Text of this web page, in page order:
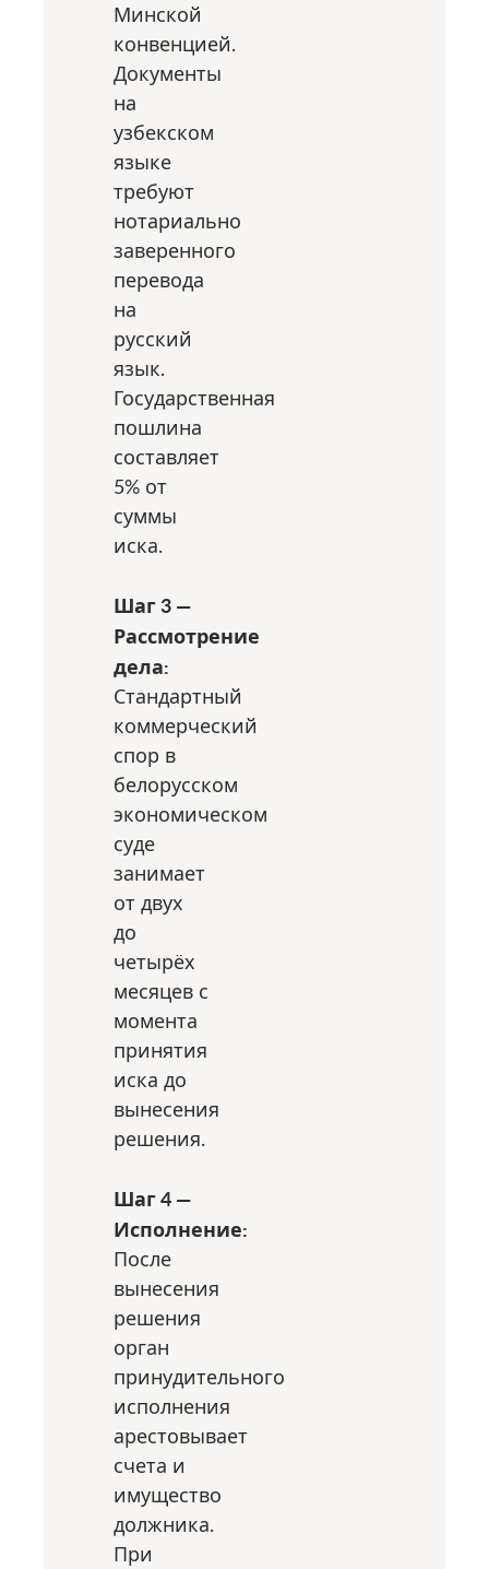
Минской
конвенцией.
Документы
на
узбекском
языке
требуют
нотариально
заверенного
перевода
на
русский
язык.
Государственная
пошлина
составляет
5% от
суммы
иска.
Шаг 3 —
Рассмотрение
дела:
Стандартный
коммерческий
спор в
белорусском
экономическом
суде
занимает
от двух
до
четырёх
месяцев с
момента
принятия
иска до
вынесения
решения.
Шаг 4 —
Исполнение:
После
вынесения
решения
орган
принудительного
исполнения
арестовывает
счета и
имущество
должника.
При